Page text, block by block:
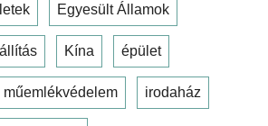
Egyesült Államok
Kína épület
műemlékvédelem irodaház